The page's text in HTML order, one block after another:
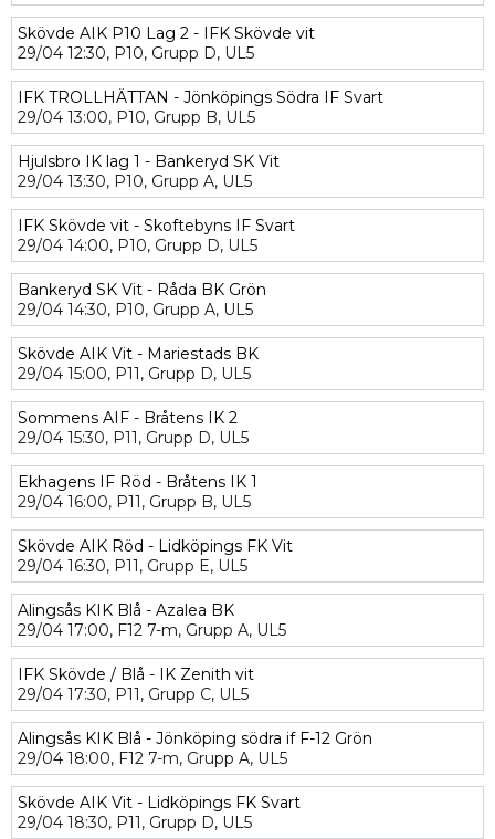
Skövde AIK P10 Lag 2 - IFK Skövde vit
29/04 12:30, P10, Grupp D, UL5
IFK TROLLHÄTTAN - Jönköpings Södra IF Svart
29/04 13:00, P10, Grupp B, UL5
Hjulsbro IK lag 1 - Bankeryd SK Vit
29/04 13:30, P10, Grupp A, UL5
IFK Skövde vit - Skoftebyns IF Svart
29/04 14:00, P10, Grupp D, UL5
Bankeryd SK Vit - Råda BK Grön
29/04 14:30, P10, Grupp A, UL5
Skövde AIK Vit - Mariestads BK
29/04 15:00, P11, Grupp D, UL5
Sommens AIF - Bråtens IK 2
29/04 15:30, P11, Grupp D, UL5
Ekhagens IF Röd - Bråtens IK 1
29/04 16:00, P11, Grupp B, UL5
Skövde AIK Röd - Lidköpings FK Vit
29/04 16:30, P11, Grupp E, UL5
Alingsås KIK Blå - Azalea BK
29/04 17:00, F12 7-m, Grupp A, UL5
IFK Skövde / Blå - IK Zenith vit
29/04 17:30, P11, Grupp C, UL5
Alingsås KIK Blå - Jönköping södra if F-12 Grön
29/04 18:00, F12 7-m, Grupp A, UL5
Skövde AIK Vit - Lidköpings FK Svart
29/04 18:30, P11, Grupp D, UL5